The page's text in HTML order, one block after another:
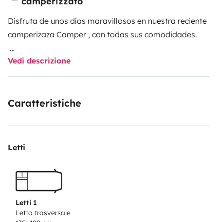
Disfruta de unos días maravillosos en nuestra reciente
camperizaza Camper , con todas sus comodidades.
Cama de 1'35 ,extensible a 1'80 por si sois dos o tres.
Placa solar 400 w .
WC
Calefacción interior y aire acondicionado en cabina .
parcela los días que se van de vacaciones
Vedi descrizione
Caratteristiche
Letti
Letti 1
Letto trasversale